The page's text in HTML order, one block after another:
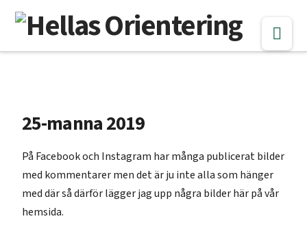
25-manna 2019
På Facebook och Instagram har många publicerat bilder
med kommentarer men det är ju inte alla som hänger
med där så därför lägger jag upp några bilder här på vår
hemsida.